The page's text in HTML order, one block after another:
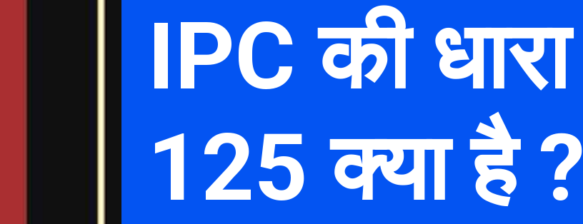
IPC की धारा
125 क्या है ?